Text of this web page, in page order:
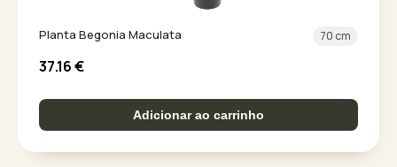
Planta Begonia Maculata 70 cm
37.16€
Adicionar ao carrinho